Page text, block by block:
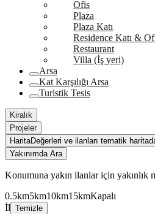
Ofis
Plaza
Plaza Katı
Residence Katı &
Restaurant
Villa (İş yeri)
Arsa
Kat Karşılığı Arsa
Turistik Tesis
Kiralık
Projeler
HaritaDeğerleri ve ilanları tematik
Yakınımda Ara
Konumuna yakın ilanlar için yakınlık
0.5km5km10km15kmKapalı
İl Temizle